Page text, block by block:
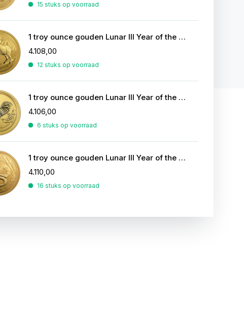
15 stuks op voorraad
1 troy ounce gouden Lunar III Year of the Goat 2015
4.108,00
12 stuks op voorraad
1 troy ounce gouden Lunar III Year of the Rooster 2017
4.106,00
6 stuks op voorraad
1 troy ounce gouden Lunar III Year of the Snake 2013
4.110,00
16 stuks op voorraad